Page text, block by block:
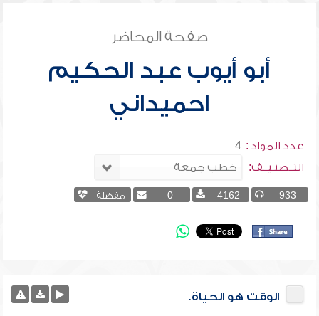
صفحة المحاضر
أبو أيوب عبد الحكيم
احميداني
عدد المواد : 4
التــصنـيــف:
933
4162
0 مفضلة
الوقت هو الحياة.